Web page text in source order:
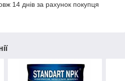
14 днів за рахунок покупця